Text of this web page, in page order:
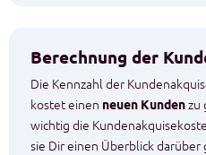
Berechnung der
Die Kennzahl der
kostet einen neuen Kundenzu
wichtig die
sie Dir einen Überblick